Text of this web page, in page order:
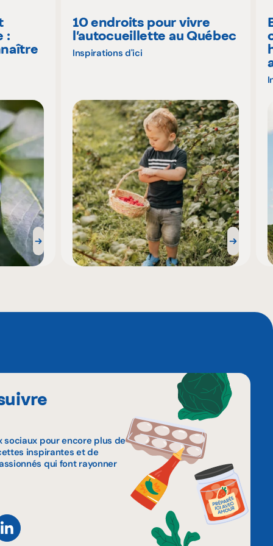
:
10 endroits pour vivre
l’autocueillette au Québec
Inspirations d'ici
sociaux pour encore plus de
inspirantes et de
qui font rayonner